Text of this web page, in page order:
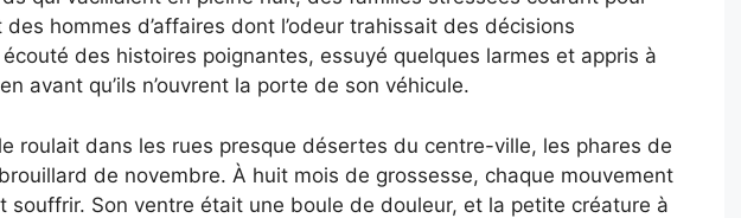
hommes d’affaires dont l’odeur trahissait des décisions
des histoires poignantes, essuyé quelques larmes et appris à
avant qu’ils n’ouvrent la porte de son véhicule.
roulait dans les rues presque désertes du centre-ville, les phares de
de novembre. À huit mois de grossesse, chaque mouvement
souffrir. Son ventre était une boule de douleur, et la petite créature à